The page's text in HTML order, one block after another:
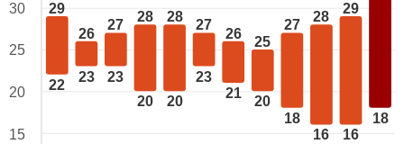
29
22
26
23
27
23
28
20
28
20
27
23
26
21
25
20
27
18
28
16
29
16
18
30
25
20
15